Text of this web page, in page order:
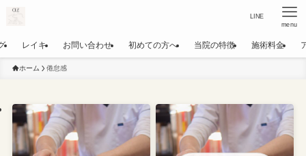
LINE
menu
レイキ お問い合わせ 初めての方へ 当院の特徴 施術料金
ホーム 倦怠感